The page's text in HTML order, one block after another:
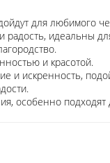
для любимого
радость, идеальны
и красотой.
и искренность,
особенно подходят